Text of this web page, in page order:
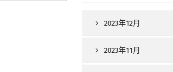
2023年12月
2023年11月